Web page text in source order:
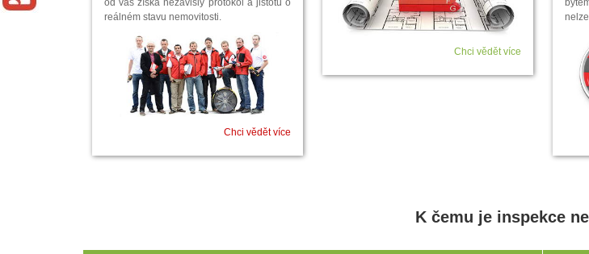
od vás získá nezávislý protokol a jistotu o
reálném stavu nemovitosti.
Chci vědět více
Chci vědět více
K čemu je inspekce